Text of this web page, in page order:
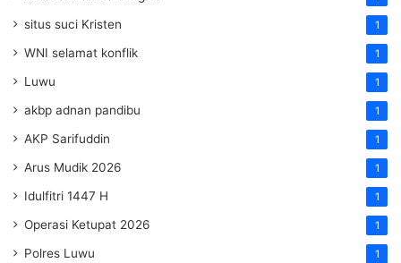
situs suci Kristen 1
WNI selamat konflik 1
Luwu 1
akbp adnan pandibu 1
AKP Sarifuddin 1
Arus Mudik 2026 1
Idulfitri 1447 H 1
Operasi Ketupat 2026 1
Polres Luwu 1